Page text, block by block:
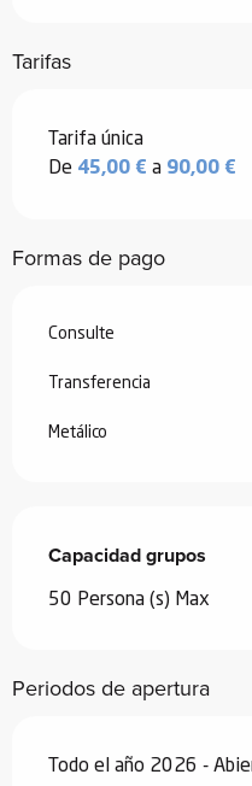
Tarifas
Tarifas 2026
Tarifa única
De 45,00 € a 90,00 €
Formas de pago
Consulte
Transferencia
Metálico
Capacidad grupos
Capacidad grupos
50 Persona (s) Max
Periodos de apertura
Todo el año 2026 -